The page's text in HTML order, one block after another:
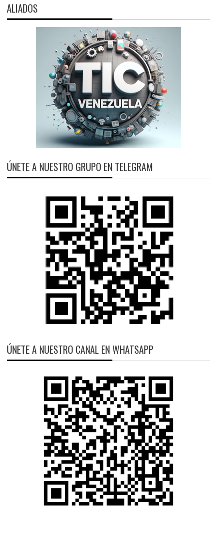
ALIADOS
ÚNETE A NUESTRO GRUPO EN TELEGRAM
ÚNETE A NUESTRO CANAL EN WHATSAPP